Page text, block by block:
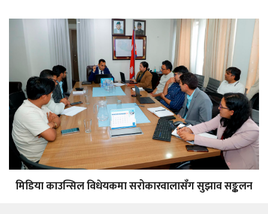
मिडिया काउन्सिल विधेयकमा सरोकारवालासँग सुझाव सङ्कलन